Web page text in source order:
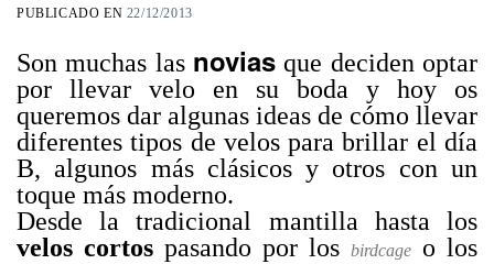
PUBLICADO EN 22/12/2013
Son muchas las novias que deciden optar
por llevar velo en su boda y hoy os
queremos dar algunas ideas de cómo llevar
diferentes tipos de velos para brillar el día
B, algunos más clásicos y otros con un
toque más moderno.
Desde la tradicional mantilla hasta los
velos cortos pasando por los birdcage
o los